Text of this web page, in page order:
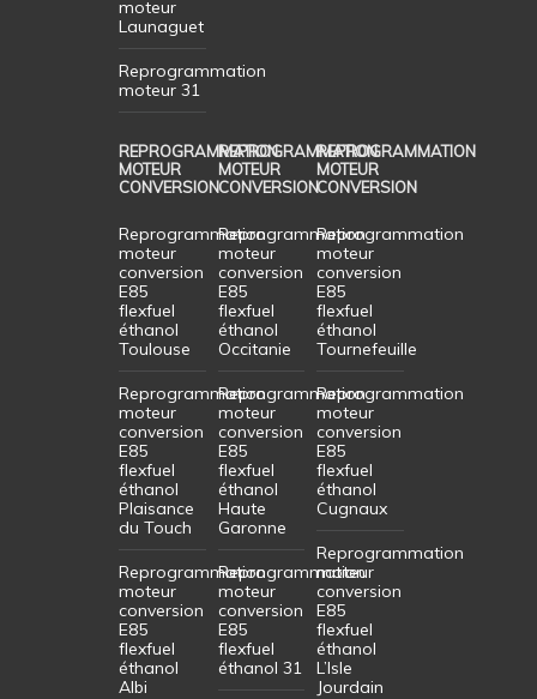
moteur
Launaguet
Reprogrammation
moteur 31
REPROGRAMMATION
MOTEUR
CONVERSION
Reprogrammation
moteur
conversion
E85
flexfuel
éthanol
Toulouse
Reprogrammation
moteur
conversion
E85
flexfuel
éthanol
Plaisance
du Touch
Reprogrammation
moteur
conversion
E85
flexfuel
éthanol
Albi
REPROGRAMMATION
MOTEUR
CONVERSION
Reprogrammation
moteur
conversion
E85
flexfuel
éthanol
Occitanie
Reprogrammation
moteur
conversion
E85
flexfuel
éthanol
Haute
Garonne
Reprogrammation
moteur
conversion
E85
flexfuel
éthanol 31
REPROGRAMMATION
MOTEUR
CONVERSION
Reprogrammation
moteur
conversion
E85
flexfuel
éthanol
Tournefeuille
Reprogrammation
moteur
conversion
E85
flexfuel
éthanol
Cugnaux
Reprogrammation
moteur
conversion
E85
flexfuel
éthanol
L’Isle
Jourdain